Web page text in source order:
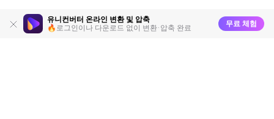
유니컨버터 온라인 변환 및 압축
🔥로그인이나 다운로드 없이 변환·압축 완료
무료 체험